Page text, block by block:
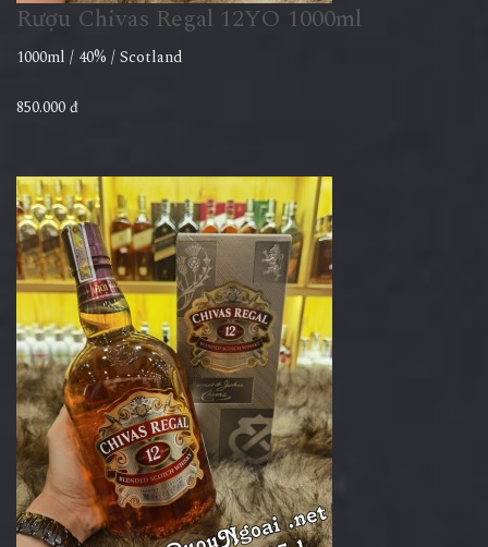
Rượu Chivas Regal 12YO 1000ml
1000ml / 40% / Scotland
850.000 đ